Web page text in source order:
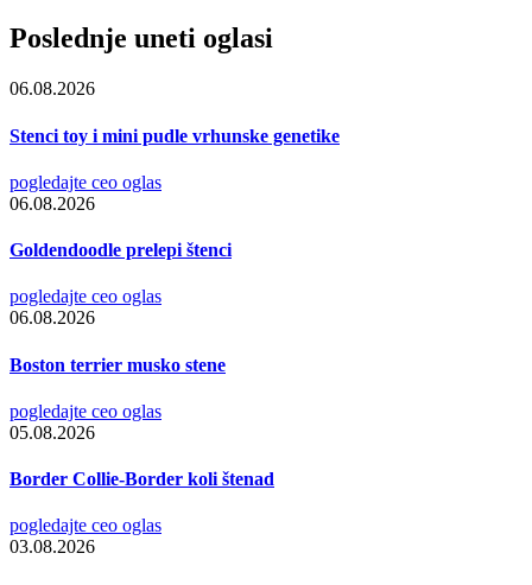
Poslednje uneti oglasi
06.08.2026
Stenci toy i mini pudle vrhunske genetike
pogledajte ceo oglas
06.08.2026
Goldendoodle prelepi štenci
pogledajte ceo oglas
06.08.2026
Boston terrier musko stene
pogledajte ceo oglas
05.08.2026
Border Collie-Border koli štenad
pogledajte ceo oglas
03.08.2026